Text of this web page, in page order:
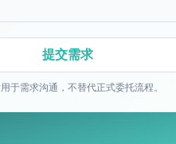
于需求沟通，不替代正式委托流程。